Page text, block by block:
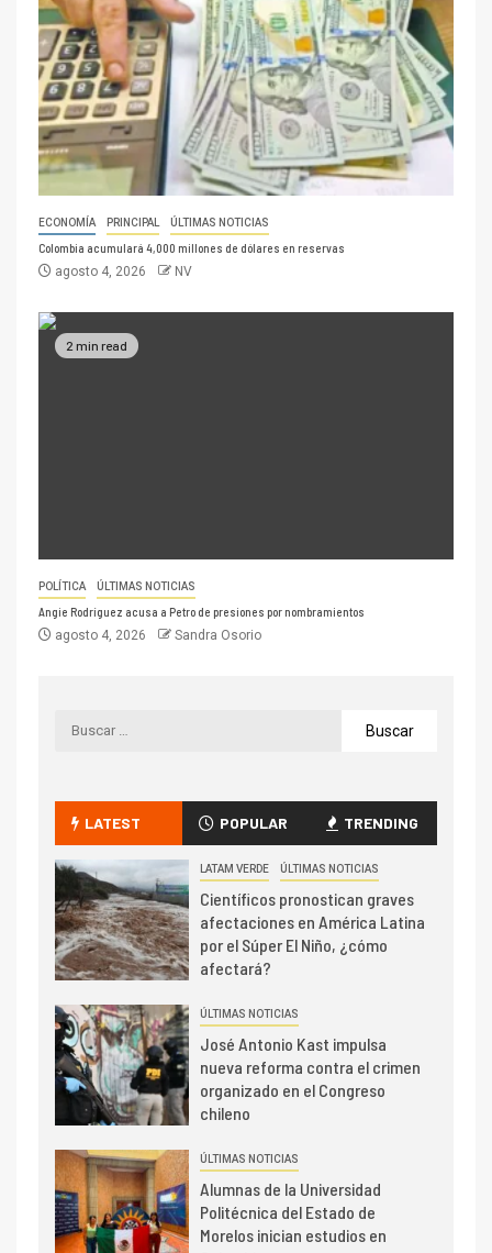
ECONOMÍA PRINCIPAL ÚLTIMAS NOTICIAS
Colombia acumulará 4,000 millones de dólares en reservas
agosto 4, 2026 NV
2 min read
POLÍTICA ÚLTIMAS NOTICIAS
Angie Rodríguez acusa a Petro de presiones por nombramientos
agosto 4, 2026 Sandra Osorio
LATEST POPULAR TRENDING
LATAM VERDE ÚLTIMAS NOTICIAS
Científicos pronostican graves
afectaciones en América Latina
por el Súper El Niño, ¿cómo
afectará?
ÚLTIMAS NOTICIAS
José Antonio Kast impulsa
nueva reforma contra el crimen
organizado en el Congreso
chileno
ÚLTIMAS NOTICIAS
Alumnas de la Universidad
Politécnica del Estado de
Morelos inician estudios en